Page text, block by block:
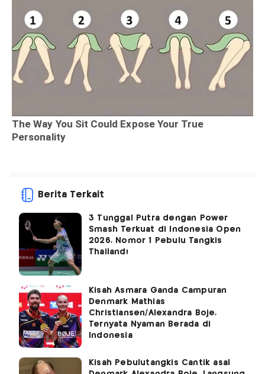
Berita Terkait
3 Tunggal Putra dengan Power
Smash Terkuat di Indonesia Open
2026, Nomor 1 Pebulu Tangkis
Thailand!
Kisah Asmara Ganda Campuran
Denmark Mathias
Christiansen/Alexandra Boje,
Ternyata Nyaman Berada di
Indonesia
Kisah Pebulutangkis Cantik asal